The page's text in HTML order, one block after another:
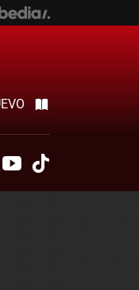
Twitter Youtube